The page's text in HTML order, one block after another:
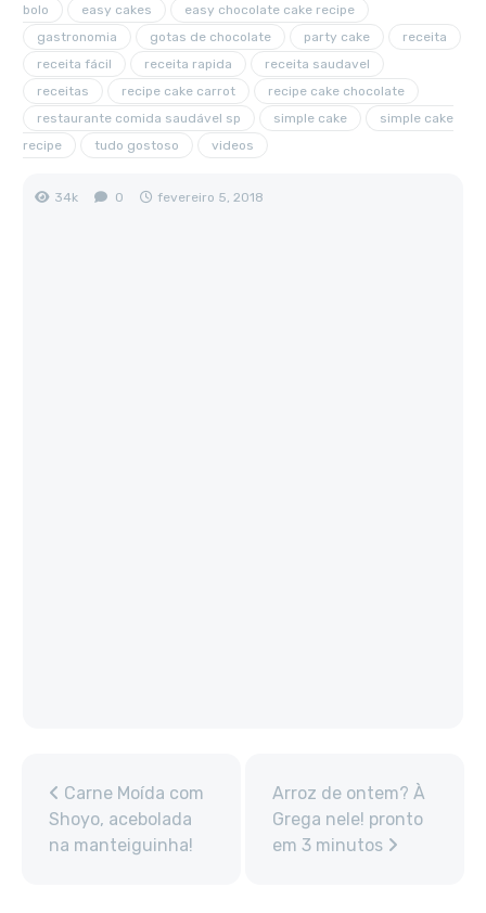
bolo
easy cakes
easy chocolate cake recipe
gastronomia
gotas de chocolate party cake
receita
receita fácil
receita rapida
receita saudavel
receitas
recipe cake carrot
recipe cake chocolate
restaurante comida saudável sp
simple cake
simple cake
recipe
tudo gostoso videos
34k 0 fevereiro 5, 2018
Carne Moída com
Shoyo, acebolada
na manteiguinha!
Arroz de ontem? À
Grega nele! pronto
em 3 minutos